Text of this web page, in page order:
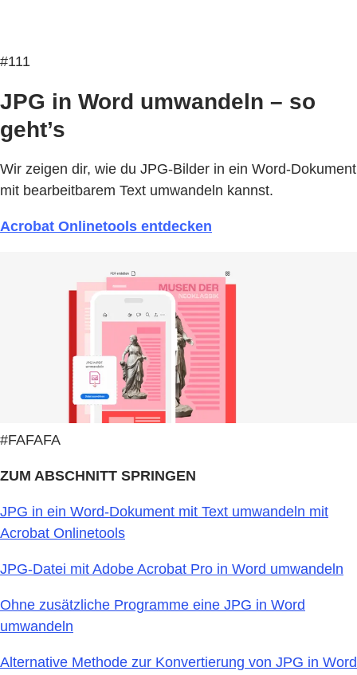
#111
JPG in Word umwandeln – so
geht’s
Wir zeigen dir, wie du JPG-Bilder in ein Word-Dokument
mit bearbeitbarem Text umwandeln kannst.
Acrobat Onlinetools entdecken
#FAFAFA
ZUM ABSCHNITT SPRINGEN
JPG in ein Word-Dokument mit Text umwandeln mit
Acrobat Onlinetools
JPG-Datei mit Adobe Acrobat Pro in Word umwandeln
Ohne zusätzliche Programme eine JPG in Word
umwandeln
Alternative Methode zur Konvertierung von JPG in Word